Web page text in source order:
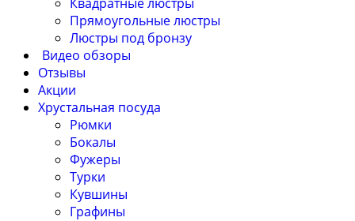
Прямоугольные люстры
Люстры под бронзу
Видео обзоры
Отзывы
Акции
Хрустальная посуда
Рюмки
Бокалы
Фужеры
Турки
Кувшины
Графины